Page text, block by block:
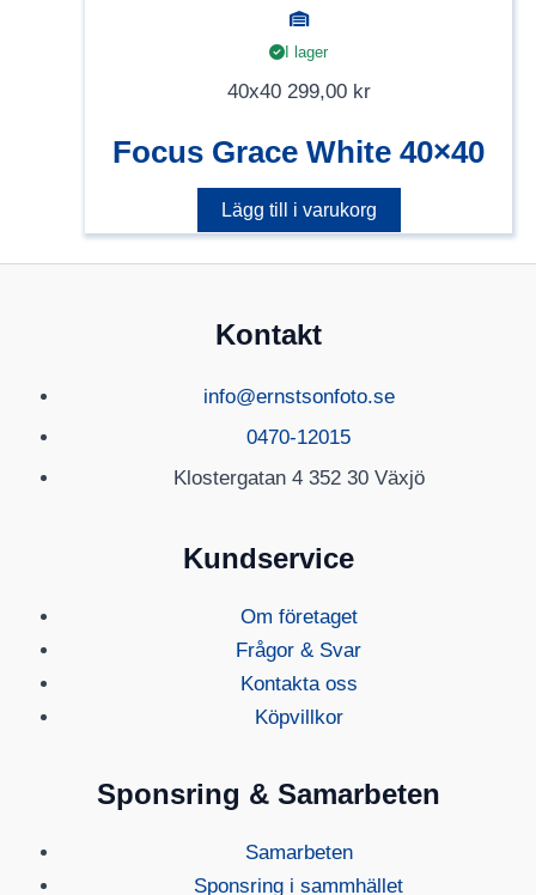
I lager
40x40 299,00 kr
Focus Grace White 40×40
Lägg till i varukorg
Kontakt
info@ernstsonfoto.se
0470-12015
Klostergatan 4 352 30 Växjö
Kundservice
Om företaget
Frågor & Svar
Kontakta oss
Köpvillkor
Sponsring & Samarbeten
Samarbeten
Sponsring i sammhället